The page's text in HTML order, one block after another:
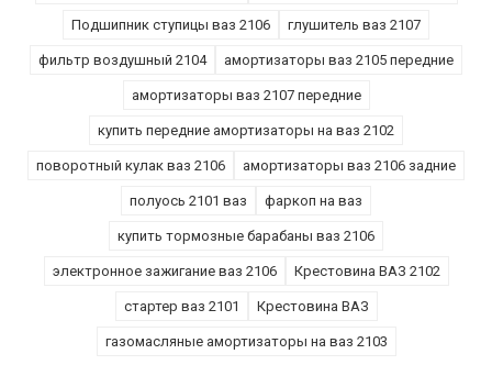
Подшипник ступицы ваз 2106 глушитель ваз 2107
фильтр воздушный 2104 амортизаторы ваз 2105 передние
амортизаторы ваз 2107 передние
купить передние амортизаторы на ваз 2102
поворотный кулак ваз 2106 амортизаторы ваз 2106 задние
полуось 2101 ваз фаркоп на ваз
купить тормозные барабаны ваз 2106
электронное зажигание ваз 2106 Крестовина ВАЗ 2102
стартер ваз 2101 Крестовина ВАЗ
газомасляные амортизаторы на ваз 2103